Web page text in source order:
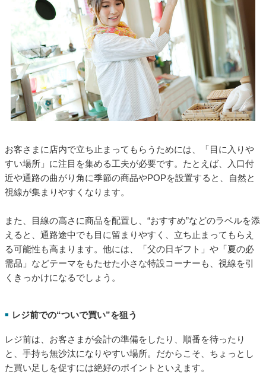
お客さまに店内で立ち止まってもらうためには、「目に入りや
すい場所」に注目を集める工夫が必要です。たとえば、入口付
近や通路の曲がり角に季節の商品やPOPを設置すると、自然と
視線が集まりやすくなります。
また、目線の高さに商品を配置し、“おすすめ”などのラベルを添
えると、通路途中でも目に留まりやすく、立ち止まってもらえ
る可能性も高まります。他には、「父の日ギフト」や「夏の必
需品」などテーマをもたせた小さな特設コーナーも、視線を引
くきっかけになるでしょう。
■ レジ前での“ついで買い”を狙う
レジ前は、お客さまが会計の準備をしたり、順番を待ったり
と、手持ち無沙汰になりやすい場所。だからこそ、ちょっとし
た買い足しを促すには絶好のポイントといえます。